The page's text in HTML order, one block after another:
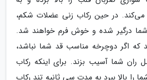
در حین رکاب زنی عضلات شکم،
درگیر شده و خوش فرم خواهند شد.
که اگر دوچرخه مناسب قد شما نباشد،
ران شما آسیب بزند. برای اینکه رکاب
را بالا ببرد به مدت سی ثانیه تند رکاب